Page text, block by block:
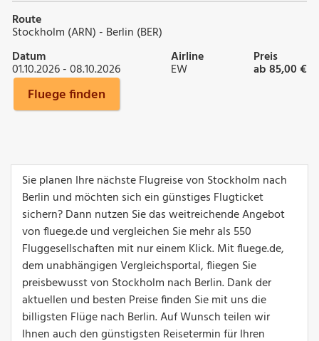
Route
Stockholm (ARN) - Berlin (BER)
Datum
01.10.2026 - 08.10.2026
Airline
EW
Preis
ab 85,00 €
Fluege finden
Sie planen Ihre nächste Flugreise von Stockholm nach
Berlin und möchten sich ein günstiges Flugticket
sichern? Dann nutzen Sie das weitreichende Angebot
von fluege.de und vergleichen Sie mehr als 550
Fluggesellschaften mit nur einem Klick. Mit fluege.de,
dem unabhängigen Vergleichsportal, fliegen Sie
preisbewusst von Stockholm nach Berlin. Dank der
aktuellen und besten Preise finden Sie mit uns die
billigsten Flüge nach Berlin. Auf Wunsch teilen wir
Ihnen auch den günstigsten Reisetermin für Ihren